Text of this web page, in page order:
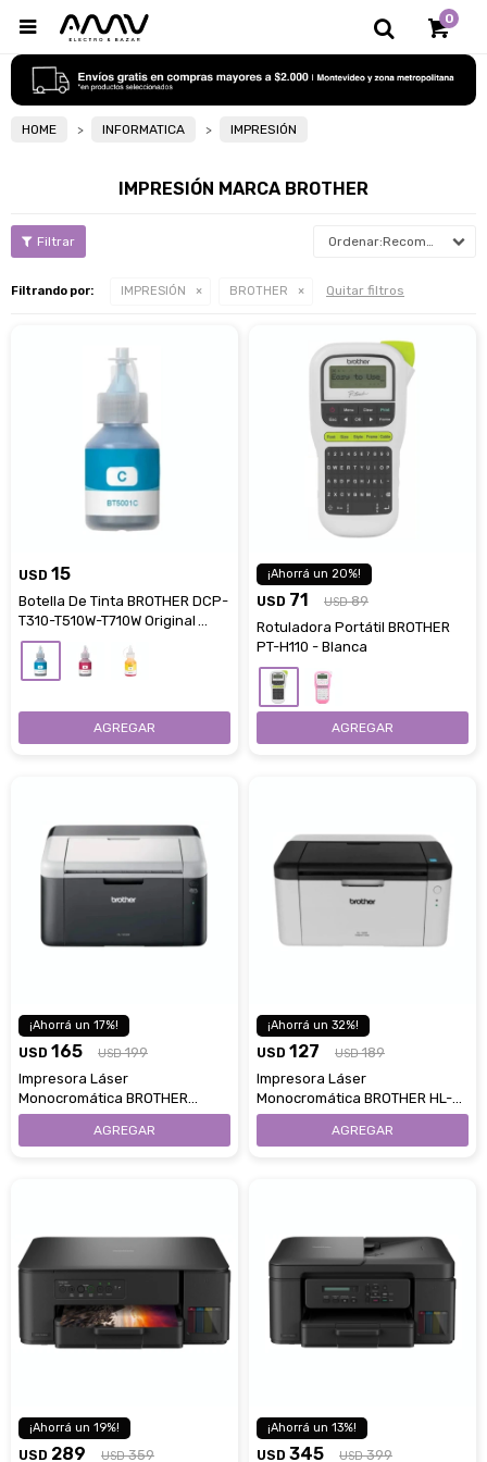
0

HOME INFORMATICA IMPRESIÓN
IMPRESIÓN MARCA BROTHER
Recomendados
Filtrando por: IMPRESIÓN BROTHER Quitar filtros
USD 15
Botella De Tinta BROTHER DCP-
T310-T510W-T710W Original
Color Cyan
20
USD 71 USD 89
Rotuladora Portátil BROTHER
PT-H110 - Blanca
17
USD 165 USD 199
Impresora Láser
Monocromática BROTHER
HL1212W Con WiFi
32
USD 127 USD 189
Impresora Láser
Monocromática BROTHER HL-
1200
19
USD 289 USD 359
13
USD 345 USD 399
* sujeto aprobación crediticia